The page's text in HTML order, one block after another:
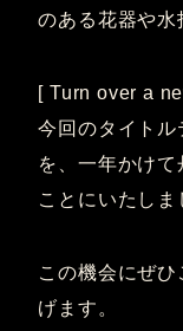
のある花器や水
[ Turn over a
今回のタイトル
を、一年かけ
ことにいたしま
この機会にぜ
げます。